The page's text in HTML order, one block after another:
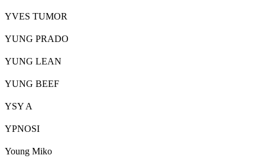
YVES TUMOR
YUNG PRADO
YUNG LEAN
YUNG BEEF
YSY A
YPNOSI
Young Miko